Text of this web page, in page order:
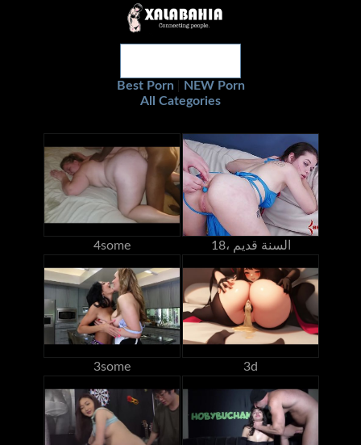
Best Porn
NEW Porn
All Categories
4some 18، السنة قديم
3some 3d